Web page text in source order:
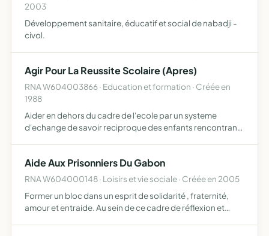
2003
Développement sanitaire, éducatif et social de nabadji -
civol.
Agir Pour La Reussite Scolaire (Apres)
RNA W604003866 · Education et formation · Créée en
1988
Aider en dehors du cadre de l'ecole par un systeme
d'echange de savoir reciproque des enfants rencontrant
Aide Aux Prisonniers Du Gabon
RNA W604000148 · Loisirs et vie sociale · Créée en 2005
Former un bloc dans un esprit de solidarité , fraternité,
amour et entraide. Au sein de ce cadre de réflexion et